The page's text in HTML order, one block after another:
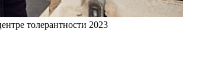
толерантности 2023